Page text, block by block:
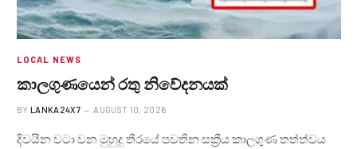
LOCAL NEWS
කාලගුණයෙන් ‍රතු නිවේදනයක්
BY LANKA24X7 AUGUST 10, 2026
දිවයින වටා වන මුහුදු තීරයේ පවතින සක්‍රීය කාලගුණ තත්ත්වය